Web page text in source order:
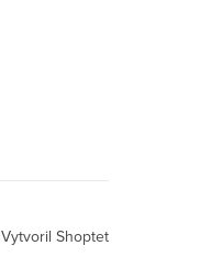
Vytvoril Shoptet